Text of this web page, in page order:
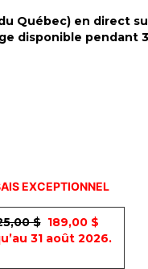
Québec) en direct
disponible pendant
EXCEPTIONNEL
$189,00 $
31 août 2026.